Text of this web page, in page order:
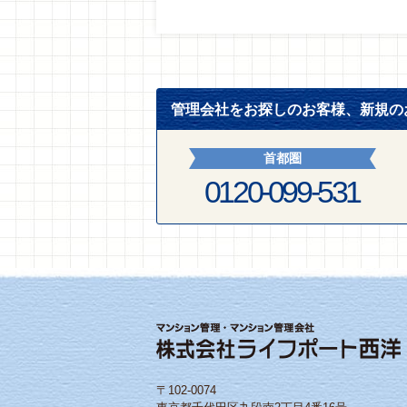
管理会社をお探しのお客様、新規の
首都圏
0120-099-531
〒102-0074